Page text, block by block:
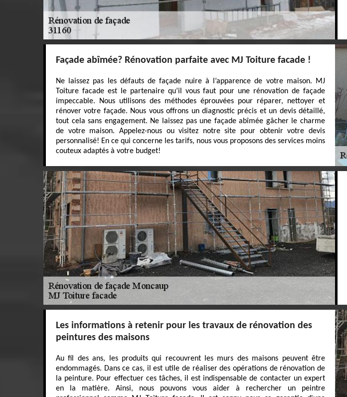
Façade abîmée? Rénovation parfaite avec MJ Toiture facade !
Ne laissez pas les défauts de façade nuire à l’apparence de votre maison. MJ
Toiture facade est le partenaire qu’il vous faut pour une rénovation de façade
impeccable. Nous utilisons des méthodes éprouvées pour réparer, nettoyer et
rénover votre façade. Nous vous offrons un diagnostic précis et un devis détaillé,
tout cela sans engagement. Ne laissez pas une façade abîmée gâcher le charme
de votre maison. Appelez-nous ou visitez notre site pour obtenir votre devis
personnalisé! En ce qui concerne les tarifs, nous vous proposons des services moins
couteux adaptés à votre budget!
Les informations à retenir pour les travaux de rénovation des
peintures des maisons
Au fil des ans, les produits qui recouvrent les murs des maisons peuvent être
endommagés. Dans ce cas, il est utile de réaliser des opérations de rénovation de
la peinture. Pour effectuer ces tâches, il est indispensable de contacter un expert
en la matière. Ainsi, nous pouvons vous aider à rechercher un peintre